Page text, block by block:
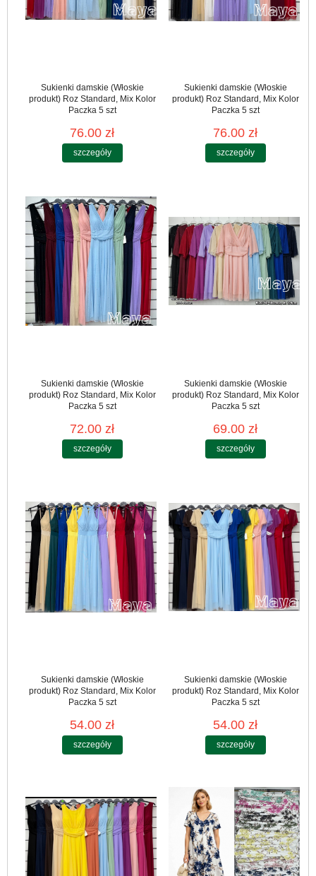
Sukienki damskie (Włoskie
produkt) Roz Standard, Mix Kolor
Paczka 5 szt
76.00 zł
szczegóły
Sukienki damskie (Włoskie
produkt) Roz Standard, Mix Kolor
Paczka 5 szt
76.00 zł
szczegóły
Sukienki damskie (Włoskie
produkt) Roz Standard, Mix Kolor
Paczka 5 szt
72.00 zł
szczegóły
Sukienki damskie (Włoskie
produkt) Roz Standard, Mix Kolor
Paczka 5 szt
69.00 zł
szczegóły
Sukienki damskie (Włoskie
produkt) Roz Standard, Mix Kolor
Paczka 5 szt
54.00 zł
szczegóły
Sukienki damskie (Włoskie
produkt) Roz Standard, Mix Kolor
Paczka 5 szt
54.00 zł
szczegóły